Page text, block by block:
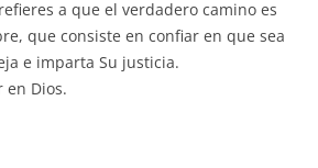
a que el verdadero camino es
que consiste en confiar en que sea
e imparta Su justicia.
en Dios.